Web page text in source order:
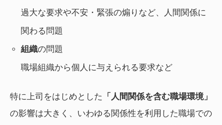
過大な要求や不安・緊張の煽りなど、人間関係に
関わる問題
組織の問題
職場組織から個人に与えられる要求など
特に上司をはじめとした
「人間関係を含む職場環境」
の影響は大きく、いわゆる関係性を利用した職場での